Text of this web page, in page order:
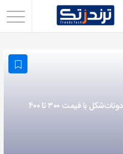
اولین گجت OpenAI احتمالاً یک اسپیکر دونات‌شکل با قیمت ۳۰۰ تا ۴۰۰